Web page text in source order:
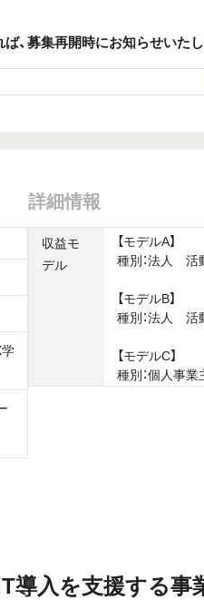
、 募集再開時にお知らせいたし
詳細情報
収益モ
デル
【モデルA】
種別：法人 活
【モデルB】
種別：法人 活
【モデルC】
種別：個人事
入を支援する事